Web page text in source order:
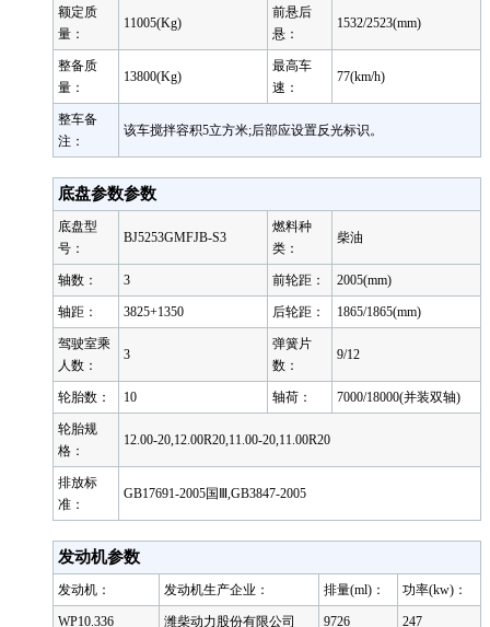
额定质
量：
11005(Kg)
前悬后
悬：
1532/2523(mm)
整备质
量：
13800(Kg)
最高车
速：
77(km/h)
整车备
注：
该车搅拌容积5立方米;后部应设置反光标识。
底盘参数参数
底盘型
号：
BJ5253GMFJB-S3
燃料种
类：
柴油
轴数： 3 前轮距： 2005(mm)
轴距： 3825+1350 后轮距： 1865/1865(mm)
驾驶室乘
人数：
3
弹簧片
数：
9/12
轮胎数： 10 轴荷： 7000/18000(并装双轴)
轮胎规
格：
12.00-20,12.00R20,11.00-20,11.00R20
排放标
准：
GB17691-2005国Ⅲ,GB3847-2005
发动机参数
发动机： 发动机生产企业： 排量(ml)： 功率(kw)：
WP10.336
潍柴动力股份有限公司
9726
247